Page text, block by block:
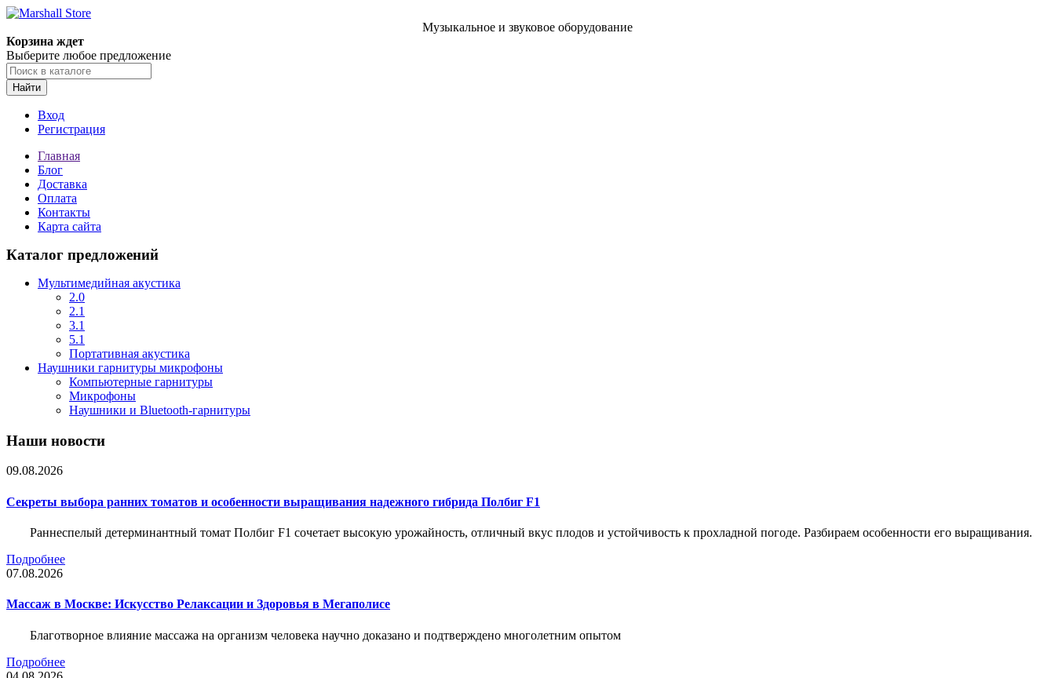
Музыкальное и звуковое оборудование
Корзина ждет
Выберите любое предложение
Найти
Вход
Регистрация
Главная
Блог
Доставка
Оплата
Контакты
Карта сайта
Каталог предложений
Мультимедийная акустика
2.0
2.1
3.1
5.1
Портативная акустика
Наушники гарнитуры микрофоны
Компьютерные гарнитуры
Микрофоны
Наушники и Bluetooth-гарнитуры
Наши новости
09.08.2026
Секреты выбора ранних томатов и особенности выращивания надежного гибрида Полбиг F1
Раннеспелый детерминантный томат Полбиг F1 сочетает высокую урожайность, отличный вкус плодов и устойчивость к прохладной погоде. Разбираем особенности его выращивания.
Подробнее
07.08.2026
Массаж в Москве: Искусство Релаксации и Здоровья в Мегаполисе
Благотворное влияние массажа на организм человека научно доказано и подтверждено многолетним опытом
Подробнее